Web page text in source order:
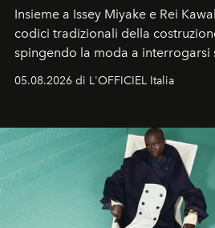
Insieme a Issey Miyake e Rei
codici tradizionali della
spingendo la moda a interrogarsi
un’impronta indelebile nella
05.08.2026 di L'OFFICIEL Italia